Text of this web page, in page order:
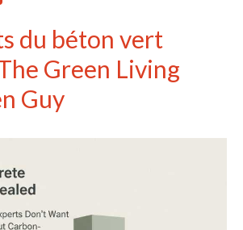
du béton vert
Green Living
Guy